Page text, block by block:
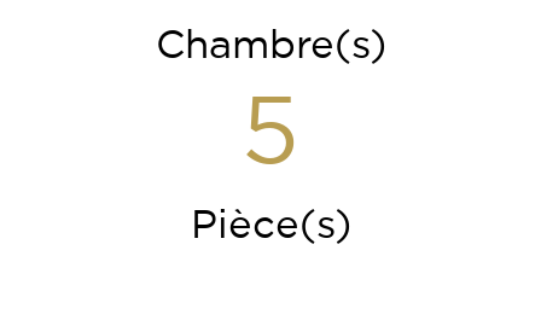
Chambre(s)
5
Pièce(s)